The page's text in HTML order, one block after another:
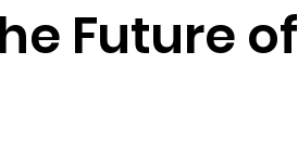
Future of